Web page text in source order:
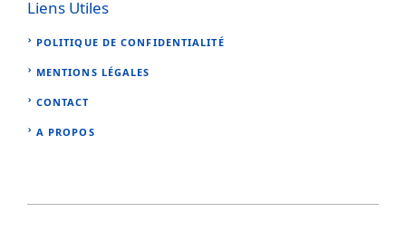
Liens Utiles
POLITIQUE DE CONFIDENTIALITÉ
MENTIONS LÉGALES
CONTACT
A PROPOS